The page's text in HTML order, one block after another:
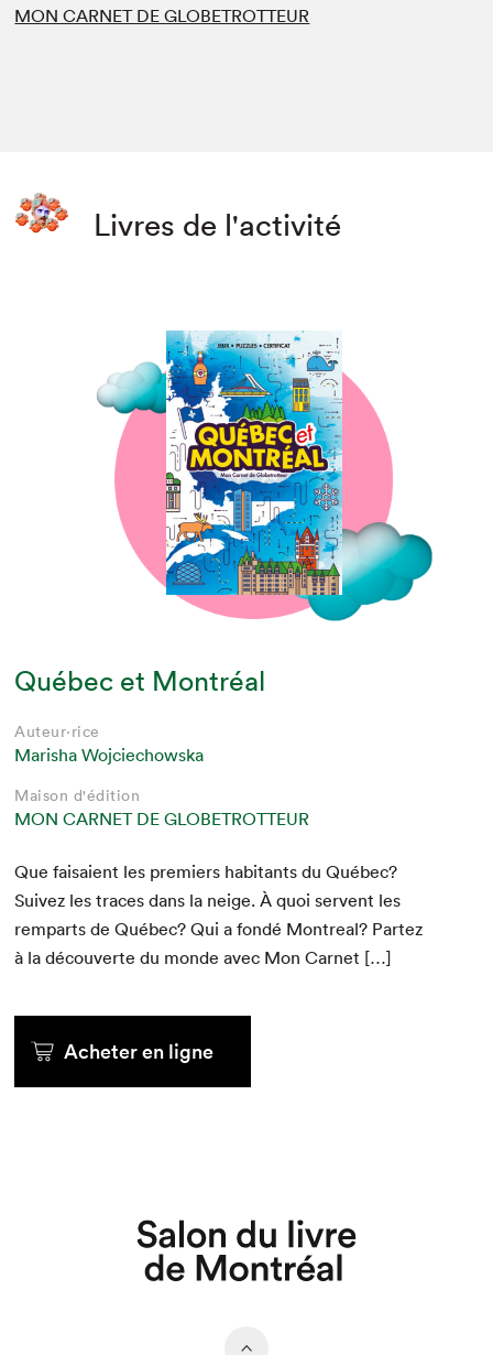
MON CARNET DE GLOBETROTTEUR
Livres de l'activité
Québec et Montréal
Auteur·rice
Marisha Wojciechowska
Maison d'édition
MON CARNET DE GLOBETROTTEUR
Que fai­saient les pre­miers habi­tants du Québec?
Suiv­ez les traces dans la neige. À quoi ser­vent les
rem­parts de Québec? Qui a fondé Mon­tre­al? Partez
à la décou­verte du monde avec Mon Carnet […]
Acheter en ligne